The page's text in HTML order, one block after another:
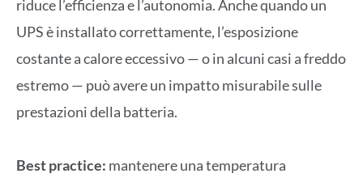
riduce l’efficienza e l’autonomia. Anche quando un
UPS è installato correttamente, l’esposizione
costante a calore eccessivo — o in alcuni casi a freddo
estremo — può avere un impatto misurabile sulle
prestazioni della batteria.
Best practice: mantenere una temperatura